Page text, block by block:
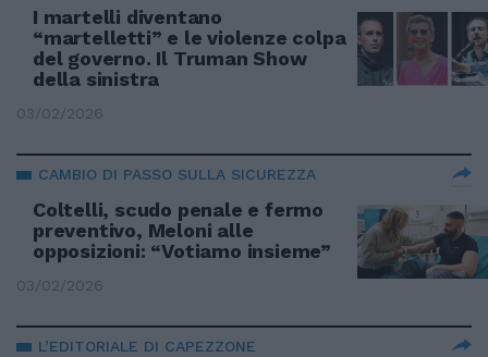
I martelli diventano
“martelletti” e le violenze colpa
del governo. Il Truman Show
della sinistra
03/02/2026
CAMBIO DI PASSO SULLA SICUREZZA
Coltelli, scudo penale e fermo
preventivo, Meloni alle
opposizioni: “Votiamo insieme”
03/02/2026
L’EDITORIALE DI CAPEZZONE